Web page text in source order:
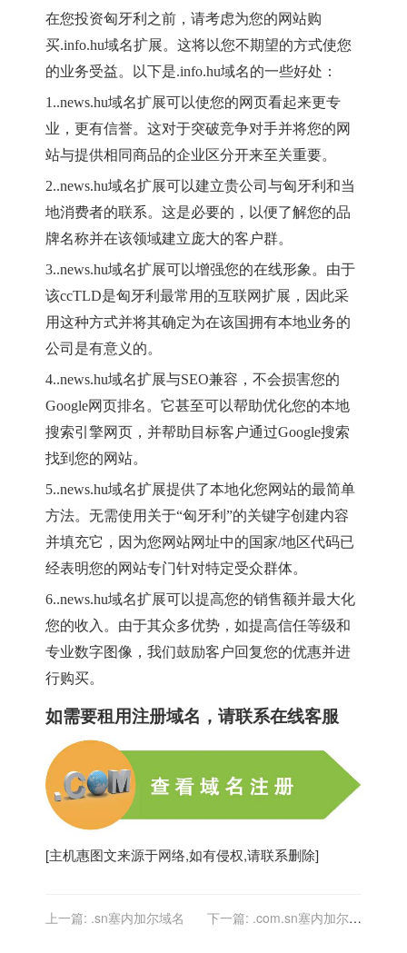
在您投资匈牙利之前，请考虑为您的网站购
买.info.hu域名扩展。这将以您不期望的方式使您
的业务受益。以下是.info.hu域名的一些好处：
1..news.hu域名扩展可以使您的网页看起来更专
业，更有信誉。这对于突破竞争对手并将您的网
站与提供相同商品的企业区分开来至关重要。
2..news.hu域名扩展可以建立贵公司与匈牙利和当
地消费者的联系。这是必要的，以便了解您的品
牌名称并在该领域建立庞大的客户群。
3..news.hu域名扩展可以增强您的在线形象。由于
该ccTLD是匈牙利最常用的互联网扩展，因此采
用这种方式并将其确定为在该国拥有本地业务的
公司是有意义的。
4..news.hu域名扩展与SEO兼容，不会损害您的
Google网页排名。它甚至可以帮助优化您的本地
搜索引擎网页，并帮助目标客户通过Google搜索
找到您的网站。
5..news.hu域名扩展提供了本地化您网站的最简单
方法。无需使用关于“匈牙利”的关键字创建内容
并填充它，因为您网站网址中的国家/地区代码已
经表明您的网站专门针对特定受众群体。
6..news.hu域名扩展可以提高您的销售额并最大化
您的收入。由于其众多优势，如提高信任等级和
专业数字图像，我们鼓励客户回复您的优惠并进
行购买。
如需要租用注册域名 ，请联系在线客服
[主机惠图文来源于网络,如有侵权,请联系删除]
上一篇: .sn塞内加尔域名 下一篇: .com.sn塞内加尔域